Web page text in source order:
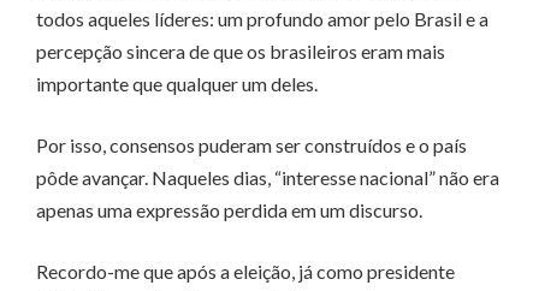
todos aqueles líderes: um profundo amor pelo Brasil e a
percepção sincera de que os brasileiros eram mais
importante que qualquer um deles.
Por isso, consensos puderam ser construídos e o país
pôde avançar. Naqueles dias, “interesse nacional” não era
apenas uma expressão perdida em um discurso.
Recordo-me que após a eleição, já como presidente